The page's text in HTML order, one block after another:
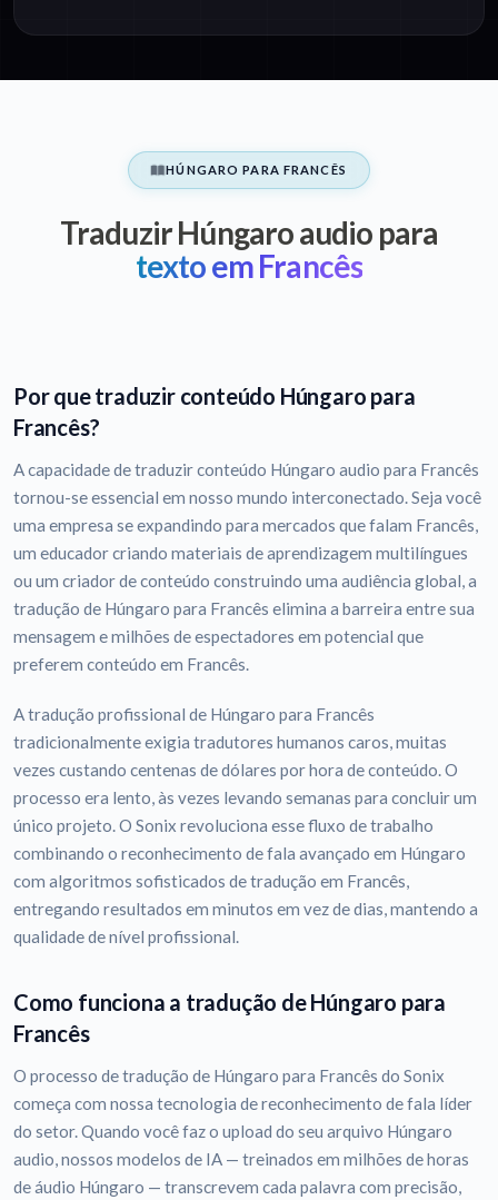
HÚNGARO PARA FRANCÊS
Traduzir Húngaro audio para
texto em Francês
Por que traduzir conteúdo Húngaro para
Francês?
A capacidade de traduzir conteúdo Húngaro audio para Francês
tornou-se essencial em nosso mundo interconectado. Seja você
uma empresa se expandindo para mercados que falam Francês,
um educador criando materiais de aprendizagem multilíngues
ou um criador de conteúdo construindo uma audiência global, a
tradução de Húngaro para Francês elimina a barreira entre sua
mensagem e milhões de espectadores em potencial que
preferem conteúdo em Francês.
A tradução profissional de Húngaro para Francês
tradicionalmente exigia tradutores humanos caros, muitas
vezes custando centenas de dólares por hora de conteúdo. O
processo era lento, às vezes levando semanas para concluir um
único projeto. O Sonix revoluciona esse fluxo de trabalho
combinando o reconhecimento de fala avançado em Húngaro
com algoritmos sofisticados de tradução em Francês,
entregando resultados em minutos em vez de dias, mantendo a
qualidade de nível profissional.
Como funciona a tradução de Húngaro para
Francês
O processo de tradução de Húngaro para Francês do Sonix
começa com nossa tecnologia de reconhecimento de fala líder
do setor. Quando você faz o upload do seu arquivo Húngaro
audio, nossos modelos de IA — treinados em milhões de horas
de áudio Húngaro — transcrevem cada palavra com precisão,